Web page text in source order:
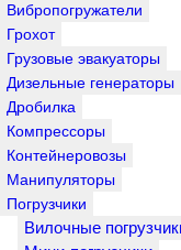
Вибропогружатели
Грохот
Грузовые эвакуаторы
Дизельные генераторы
Дробилка
Компрессоры
Контейнеровозы
Манипуляторы
Погрузчики
Вилочные